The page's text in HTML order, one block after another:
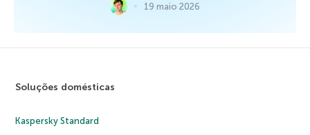
19 maio 2026
Soluções domésticas
Kaspersky Standard